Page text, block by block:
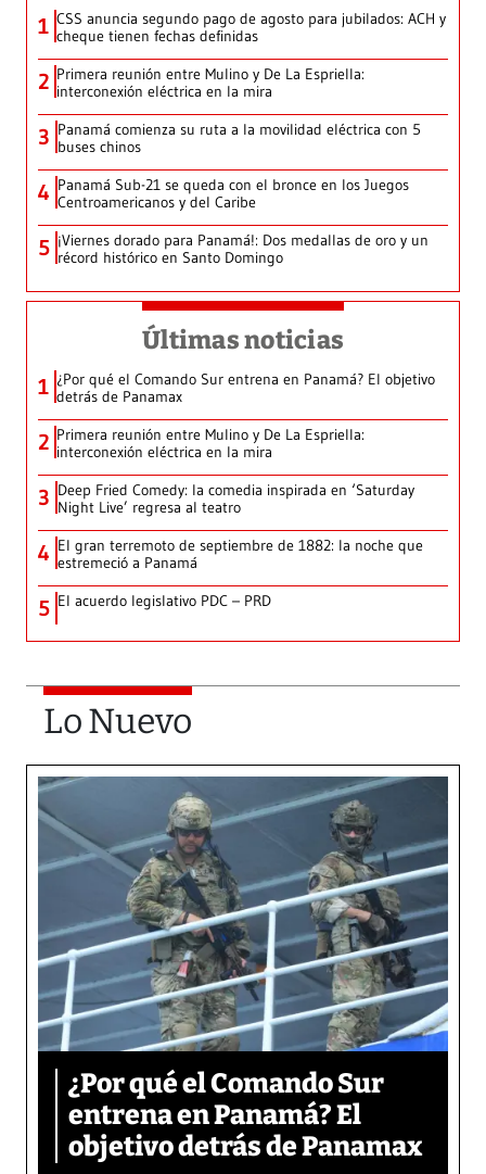
1 CSS anuncia segundo pago de agosto para jubilados: ACH y
cheque tienen fechas definidas
2 Primera reunión entre Mulino y De La Espriella:
interconexión eléctrica en la mira
3 Panamá comienza su ruta a la movilidad eléctrica con 5
buses chinos
4 Panamá Sub-21 se queda con el bronce en los Juegos
Centroamericanos y del Caribe
5 ¡Viernes dorado para Panamá!: Dos medallas de oro y un
récord histórico en Santo Domingo
Últimas noticias
1 ¿Por qué el Comando Sur entrena en Panamá? El objetivo
detrás de Panamax
2 Primera reunión entre Mulino y De La Espriella:
interconexión eléctrica en la mira
3 Deep Fried Comedy: la comedia inspirada en ‘Saturday
Night Live’ regresa al teatro
4 El gran terremoto de septiembre de 1882: la noche que
estremeció a Panamá
5 El acuerdo legislativo PDC – PRD
Lo Nuevo
¿Por qué el Comando Sur
entrena en Panamá? El
objetivo detrás de Panamax